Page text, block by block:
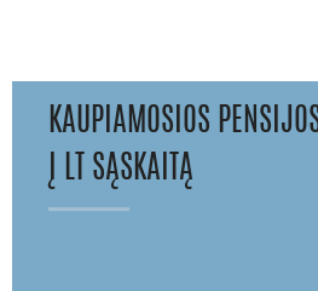
KAUPIAMOSIOS
Į LT SĄSKAITĄ